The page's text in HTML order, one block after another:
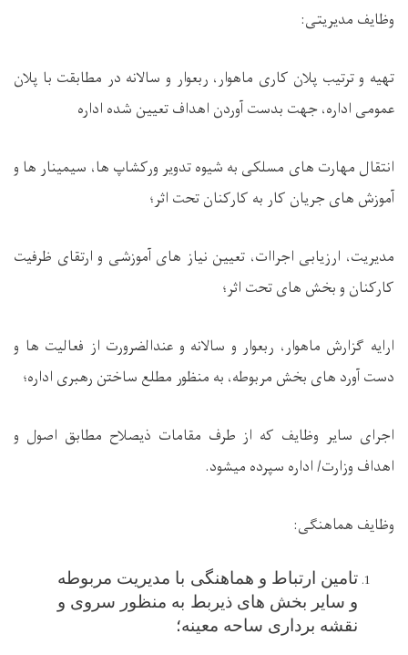
وظایف مدیریتی:
تهیه و ترتیب پلان کاری ماهوار، ربعوار و سالانه در مطابقت با پلان
عمومی اداره، جهت بدست آوردن اهداف تعیین شده اداره
انتقال مهارت های مسلکی به شیوه تدویر ورکشاپ ها، سیمینار ها و
آموزش های جریان کار به کارکنان تحت اثر؛
مدیریت، ارزیابی اجراات، تعیین نیاز های آموزشی و ارتقای ظرفیت
کارکنان و بخش های تحت اثر؛
ارایه گزارش ماهوار، ربعوار و سالانه و عندالضرورت از فعالیت ها و
دست آورد های بخش مربوطه، به منظور مطلع ساختن رهبری اداره؛
اجرای سایر وظایف که از طرف مقامات ذیصلاح مطابق اصول و
اهداف وزارت/ اداره سپرده میشود.
وظایف هماهنگی:
تامین ارتباط و هماهنگی با مدیریت مربوطه
و سایر بخش های ذیربط به منظور سروی و
نقشه برداری ساحه معینه؛